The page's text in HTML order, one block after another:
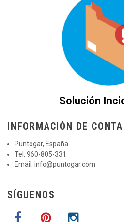
Solución
INFORMACIÓN DE
Puntogar, España
Tel. 960-805-331
Email: info@puntogar.com
SÍGUENOS